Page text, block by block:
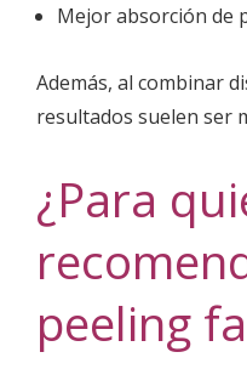
Mejor absorción de
Además, al combinar
resultados suelen ser
¿Para
peeling